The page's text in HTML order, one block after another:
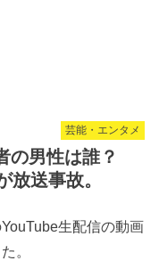
芸能・エンタメ
の男性は誰？
放送事故。
生配信の動画
。